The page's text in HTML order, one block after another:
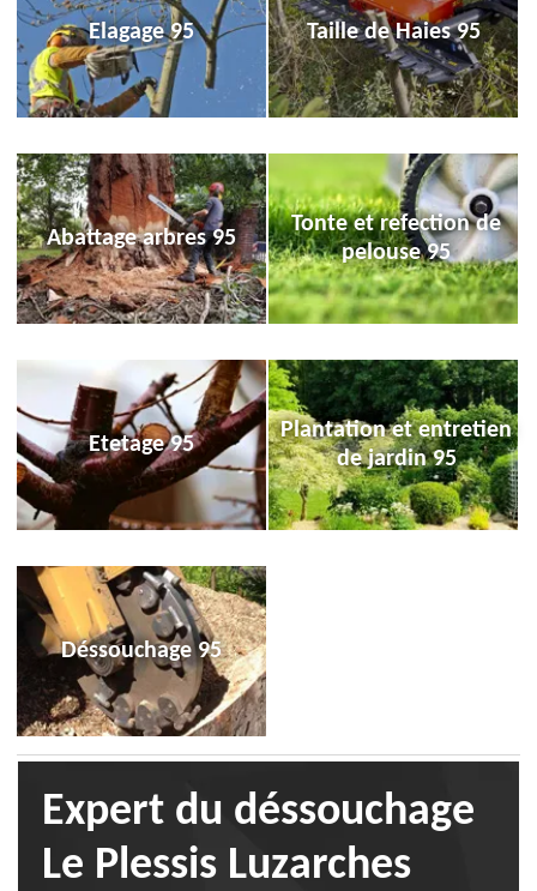
Elagage 95 Taille de Haies 95
Abattage arbres 95
Tonte et refection de
pelouse 95
Etetage 95
Plantation et entretien
de jardin 95
Déssouchage 95
Expert du déssouchage
Le Plessis Luzarches